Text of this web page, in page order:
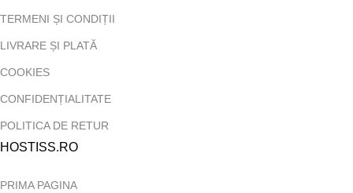
TERMENI ȘI CONDIȚII
LIVRARE ȘI PLATĂ
COOKIES
CONFIDENȚIALITATE
POLITICA DE RETUR
HOSTISS.RO
PRIMA PAGINA